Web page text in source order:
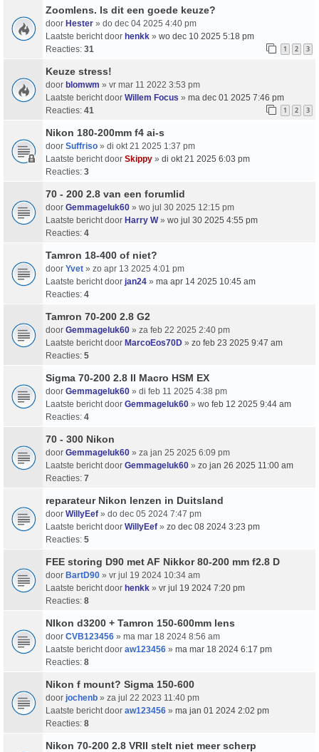
Zoomlens. Is dit een goede keuze?
door Hester » do dec 04 2025 4:40 pm
Laatste bericht door henkk » wo dec 10 2025 5:18 pm
Reacties: 31 1 2 3
Keuze stress!
door blomwm » vr mar 11 2022 3:53 pm
Laatste bericht door Willem Focus » ma dec 01 2025 7:46 pm
Reacties: 41 1 2 3
Nikon 180-200mm f4 ai-s
door Suffriso » di okt 21 2025 1:37 pm
Laatste bericht door Skippy » di okt 21 2025 6:03 pm
Reacties: 3
70 - 200 2.8 van een forumlid
door Gemmageluk60 » wo jul 30 2025 12:15 pm
Laatste bericht door Harry W» wo jul 30 2025 4:55 pm
Reacties: 4
Tamron 18-400 of niet?
door Yvet » zo apr 13 2025 4:01 pm
Laatste bericht door jan24 » ma apr 14 2025 10:45 am
Reacties: 4
Tamron 70-200 2.8 G2
door Gemmageluk60 » za feb 22 2025 2:40 pm
Laatste bericht door MarcoEos70D » zo feb 23 2025 9:47 am
Reacties: 5
Sigma 70-200 2.8 II Macro HSM EX
door Gemmageluk60 » di feb 11 2025 4:38 pm
Laatste bericht door Gemmageluk60 » wo feb 12 2025 9:44 am
Reacties: 4
70 - 300 Nikon
door Gemmageluk60 » za jan 25 2025 6:09 pm
Laatste bericht door Gemmageluk60 » zo jan 26 2025 11:00 am
Reacties: 7
reparateur Nikon lenzen in Duitsland
door WillyEef » do dec 05 2024 7:47 pm
Laatste bericht door WillyEef » zo dec 08 2024 3:23 pm
Reacties: 5
FEE storing D90 met AF Nikkor 80-200 mm f2.8 D
door BartD90 » vr jul 19 2024 10:34 am
Laatste bericht door henkk » vr jul 19 2024 7:20 pm
Reacties: 8
NIkon d3200 + Tamron 150-600mm lens
door CVB123456 » ma mar 18 2024 8:56 am
Laatste bericht door aw123456 » ma mar 18 2024 6:17 pm
Reacties: 8
Nikon f mount? Sigma 150-600
door jochenb » za jul 22 2023 11:40 pm
Laatste bericht door aw123456 » ma jan 01 2024 2:02 pm
Reacties: 8
Nikon 70-200 2.8 VRII stelt niet meer scherp